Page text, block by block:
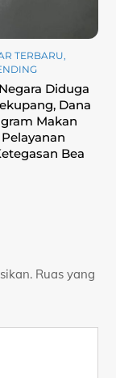
TERBARU,
Diduga
Dana
Makan
Bea
Ruas yang